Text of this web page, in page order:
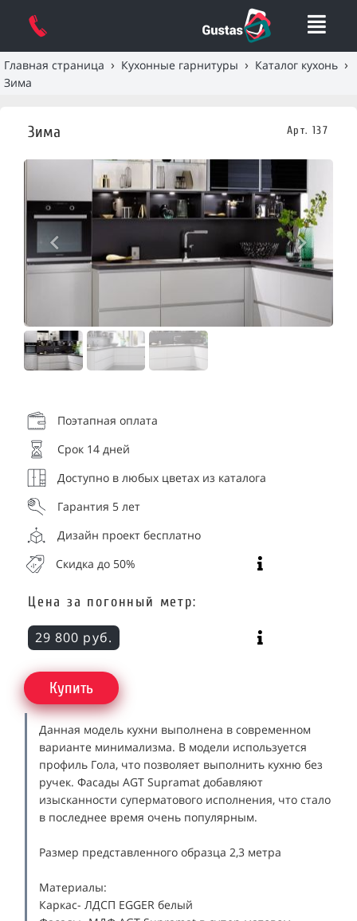
Главная страница › Кухонные гарнитуры › Каталог кухонь ›
Зима
Зима Арт. 137
Поэтапная оплата
Срок 14 дней
Доступно в любых цветах из каталога
Гарантия 5 лет
Дизайн проект бесплатно
Скидка до 50%
Цена за погонный метр:
29 800 руб.
Купить
Данная модель кухни выполнена в современном
варианте минимализма. В модели используется
профиль Гола, что позволяет выполнить кухню без
ручек. Фасады AGT Supramat добавляют
изысканности суперматового исполнения, что стало
в последнее время очень популярным.
Размер представленного образца 2,3 метра
Материалы:
Каркас- ЛДСП EGGER белый